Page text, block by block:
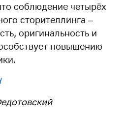
соблюдение четырёх
сторителлинга –
оригинальность и
повышению